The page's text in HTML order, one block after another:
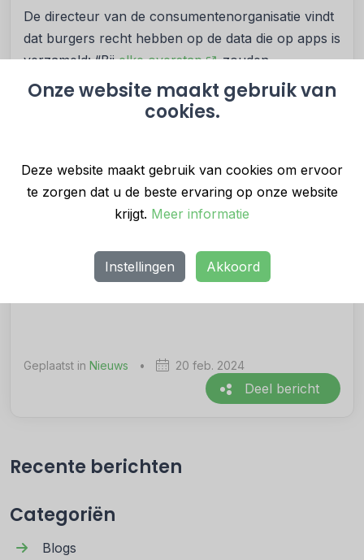
Onze website maakt gebruik van
cookies.
Deze website maakt gebruik van cookies om ervoor
te zorgen dat u de beste ervaring op onze website
krijgt. Meer informatie
Instellingen Akkoord
De directeur van de consumentenorganisatie vindt
dat burgers recht hebben op de data die op apps is
verzameld: “Bijelke overstap
zouden
consumenten inzicht moeten hebben in hun
verbruik, zodat ze op basis van hun verbruik een
Wolfert hoopt dat energiemaatschappijen zich
coulanter opstellen en consumenten de data
er mogelijkheden om de data te bewaren bij elke
overstap. Er zijn partijen die kunnen helpen bij het
Geplaatst in Nieuws • 20 feb. 2024
Deel bericht
Recente berichten
Categoriën
Blogs